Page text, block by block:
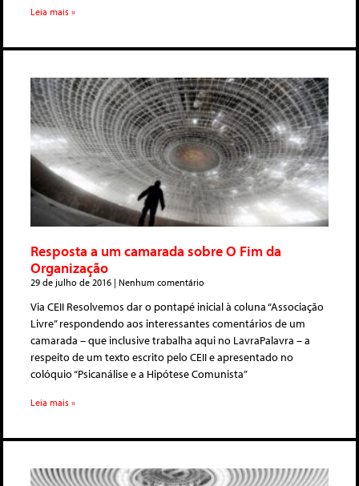
Leia mais »
Resposta a um camarada sobre O Fim da
Organização
29 de julho de 2016 Nenhum comentário
Via CEII Resolvemos dar o pontapé inicial à coluna “Associação
Livre” respondendo aos interessantes comentários de um
camarada – que inclusive trabalha aqui no LavraPalavra – a
respeito de um texto escrito pelo CEII e apresentado no
colóquio “Psicanálise e a Hipótese Comunista”
Leia mais »